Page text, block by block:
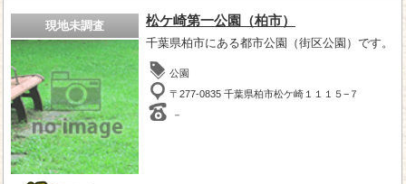
現地未調査 松ケ崎第一公園（柏市）
千葉県柏市にある都市公園（街区公園）です。
公園
〒277-0835 千葉県柏市松ケ崎１１１５−７
－